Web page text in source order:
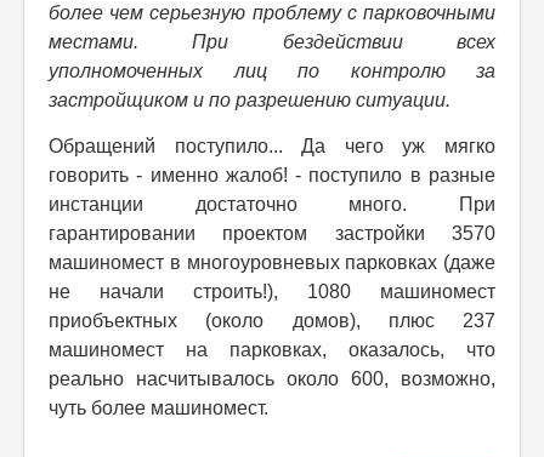
более чем серьезную проблему с парковочными
местами. При бездействии всех
уполномоченных лиц по контролю за
застройщиком и по разрешению ситуации.
Обращений поступило... Да чего уж мягко
говорить - именно жалоб! - поступило в разные
инстанции достаточно много. При
гарантировании проектом застройки 3570
машиномест в многоуровневых парковках (даже
не начали строить!), 1080 машиномест
приобъектных (около домов), плюс 237
машиномест на парковках, оказалось, что
реально насчитывалось около 600, возможно,
чуть более машиномест.